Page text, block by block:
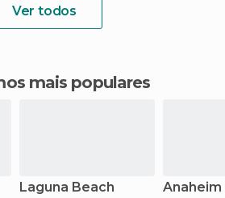
Ver todos
mais populares
Laguna Beach Anaheim